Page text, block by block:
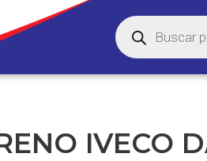
IVECO